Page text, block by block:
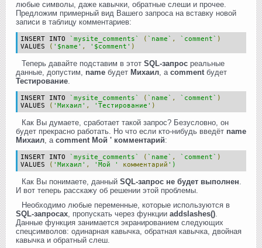
любые символы, даже кавычки, обратные слеши и прочее.
Предложим примерный вид Вашего запроса на вставку новой
записи в таблицу комментариев:
INSERT INTO `mysite_comments` ( `name` , `comment` )
VALUES
( '$name' , '$comment' )
Теперь давайте подставим в этот SQL-запрос реальные
данные, допустим, name будет Михаил, а commentбудет
Тестирование.
INSERT INTO `mysite_comments` ( `name` , `comment` )
VALUES
( 'Михаил' , 'Тестирование' )
Как Вы думаете, сработает такой запрос? Безусловно, он
будет прекрасно работать. Но что если кто-нибудь введёт name
Михаил, а comment Мой ' комментарий:
INSERT INTO `mysite_comments` ( `name` , `comment` )
VALUES
( 'Михаил' , 'Мой ' комментарий ')
Как Вы понимаете, данный SQL-запрос не будет выполнен.
И вот теперь расскажу об решении этой проблемы.
Необходимо любые переменные, которые используются в
SQL-запросах, пропускать через функции addslashes().
Данные функция занимается экранированием следующих
спецсимволов: одинарная кавычка, обратная кавычка, двойная
кавычка и обратный слеш.